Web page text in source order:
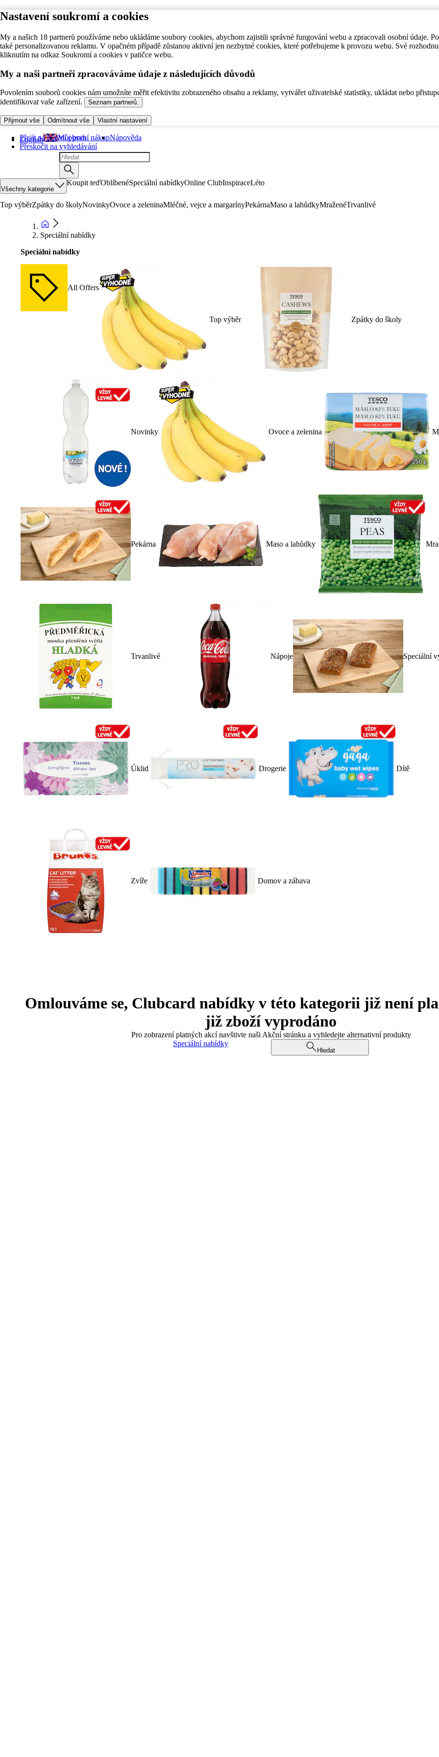
Nastavení soukromí a cookies
My a našich 18 partnerů používáme nebo ukládáme soubory cookies, abychom zajistili správné fungování webu a zpracovali osobní údaje.
také personalizovanou reklamu. V opačném případě zůstanou aktivní jen nezbytné cookies, které potřebujeme k provozu webu. Své
kliknutím na odkaz Soukromí a cookies v patičce webu.
My a naši partneři zpracováváme údaje z následujících důvodů
Povolením souborů cookies nám umožníte měřit efektivitu zobrazeného obsahu a reklamy, vytvářet uživatelské statistiky, ukládat nebo
identifikovat vaše zařízení.
Seznam partnerů.
Přijmout vše Odmítnout vše Vlastní nastavení
Přejít na hlavní obsah
Přeskočit na vyhledávání
English Můj první nákupNápověda
Všechny kategorie
Koupit teďOblíbenéSpeciální nabídkyOnline ClubInspiraceLéto
Top výběrZpátky do školyNovinkyOvoce a zeleninaMléčné, vejce a margarínyPekárnaMaso a lahůdkyMraženéTrvanlivé
Speciální nabídky
Speciální nabídky
All Offers
Top výběr Zpátky do školy
Novinky Ovoce a zelenina
Pekárna Maso a lahůdky
Trvanlivé Nápoje Speciální
Úklid Drogerie Dítě
Zvíře Domov a zábava
Omlouváme se, Clubcard nabídky v této kategorii již není
již zboží vyprodáno
Pro zobrazení platných akcí navštivte naši Akční stránku a vyhledejte alternativní produkty
Speciální nabídky
Hledat